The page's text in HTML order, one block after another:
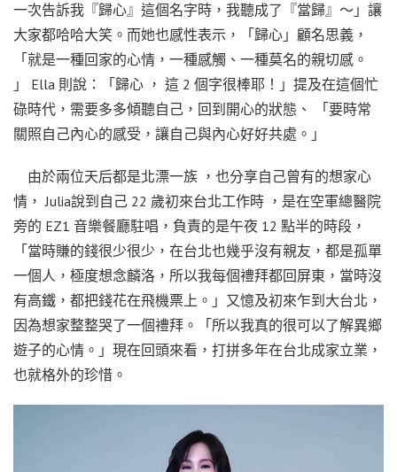
一次告訴我『歸心』這個名字時，我聽成了『當歸』～」讓
大家都哈哈大笑。而她也感性表示，「歸心」顧名思義，
「就是一種回家的心情，一種感觸、一種莫名的親切感。
」 Ella 則說：「歸心 ， 這 2 個字很棒耶！」提及在這個忙
碌時代，需要多多傾聽自己，回到開心的狀態、 「要時常
關照自己內心的感受，讓自己與內心好好共處。」
由於兩位天后都是北漂一族 ，也分享自己曾有的想家心
情， Julia說到自己 22 歲初來台北工作時 ，是在空軍總醫院
旁的 EZ1 音樂餐廳駐唱，負責的是午夜 12 點半的時段，
「當時賺的錢很少很少，在台北也幾乎沒有親友，都是孤單
一個人，極度想念麟洛，所以我每個禮拜都回屏東，當時沒
有高鐵，都把錢花在飛機票上。」又憶及初來乍到大台北，
因為想家整整哭了一個禮拜。「所以我真的很可以了解異鄉
遊子的心情。」現在回頭來看，打拼多年在台北成家立業，
也就格外的珍惜。